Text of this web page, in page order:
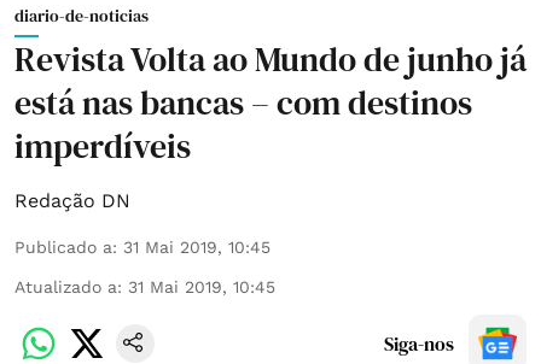
diario-de-noticias
Revista Volta ao Mundo de junho já
está nas bancas – com destinos
imperdíveis
Redação DN
Publicado a: 31 Mai 2019, 10:45
Atualizado a: 31 Mai 2019, 10:45
Siga-nos